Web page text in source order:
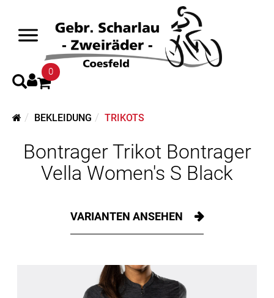
0
BEKLEIDUNG TRIKOTS
Bontrager Trikot Bontrager
Vella Women's S Black
VARIANTEN ANSEHEN